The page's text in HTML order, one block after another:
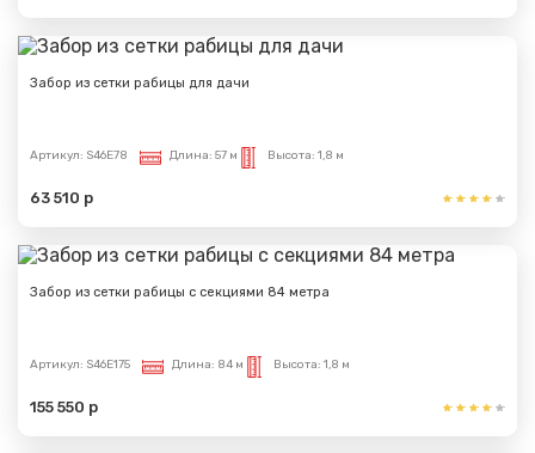
Забор из сетки рабицы для дачи
Артикул: S46E78 Длина: 57 м Высота: 1,8 м
63 510 р
Забор из сетки рабицы с секциями 84 метра
Артикул: S46E175 Длина: 84 м Высота: 1,8 м
155 550 р